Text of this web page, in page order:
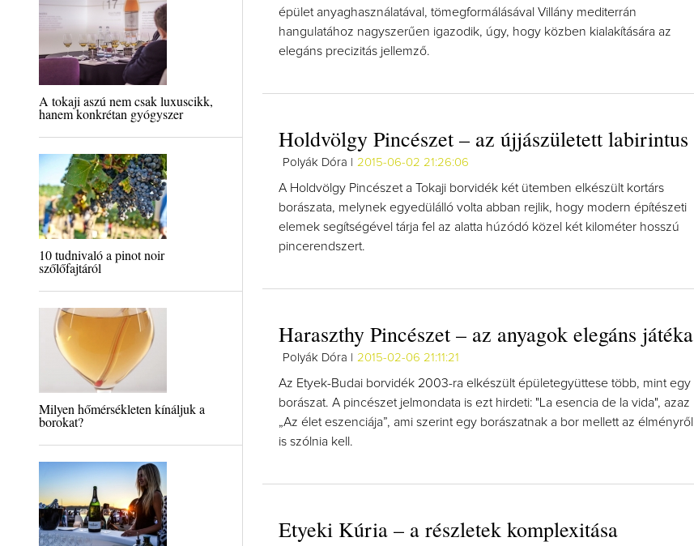
A tokaji aszú nem csak luxuscikk,
hanem konkrétan gyógyszer
10 tudnivaló a pinot noir
szőlőfajtáról
Milyen hőmérsékleten kínáljuk a
borokat?
épület anyaghasználatával, tömegformálásával Villány mediterrán
hangulatához nagyszerűen igazodik, úgy, hogy közben kialakítására az
elegáns precizitás jellemző.
Holdvölgy Pincészet – az újjászületett labirintus
Polyák Dóra | 2015-06-02 21:26:06
A Holdvölgy Pincészet a Tokaji borvidék két ütemben elkészült kortárs
borászata, melynek egyedülálló volta abban rejlik, hogy modern építészeti
elemek segítségével tárja fel az alatta húzódó közel két kilométer hosszú
pincerendszert.
Haraszthy Pincészet – az anyagok elegáns játéka
Polyák Dóra | 2015-02-06 21:11:21
Az Etyek-Budai borvidék 2003-ra elkészült épületegyüttese több, mint egy
borászat. A pincészet jelmondata is ezt hirdeti: "La esencia de la vida", azaz
„Az élet eszenciája”, ami szerint egy borászatnak a bor mellett az élményről
is szólnia kell.
Etyeki Kúria – a részletek komplexitása